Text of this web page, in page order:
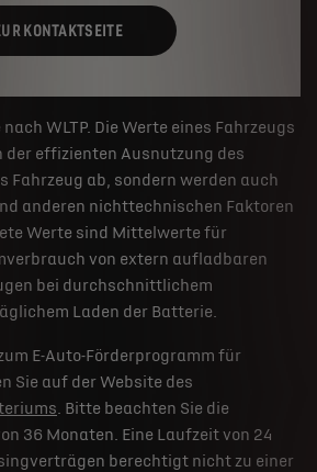
KONTAKTSEITE
WLTP. Die Werte eines Fahrzeugs
der effizienten Ausnutzung des
ab, sondern werden auch
anderen nichttechnischen Faktoren
Werte sind Mittelwerte für
von extern aufladbaren
bei durchschnittlichem
Laden der Batterie.
E-Auto-Förderprogramm für
Sie auf der Website des
. Bitte beachten Sie die
36 Monaten. Eine Laufzeit von 24
berechtigt nicht zu einer